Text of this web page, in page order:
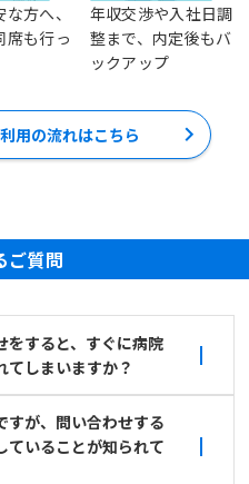
方へ、
席も行っ
年収交渉や入社日調
整まで、内定後もバ
ックアップ
用の流れはこちら
ご質問
をすると、すぐに病院
てしまいますか？
すが、問い合わせする
ていることが知られて